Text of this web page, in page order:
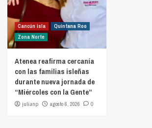
Cancún isla
Quintana Roo
Zona Norte
Atenea reafirma cercanía
con las familias isleñas
durante nueva jornada de
“Miércoles con la Gente”
julianp agosto 6, 2026 0